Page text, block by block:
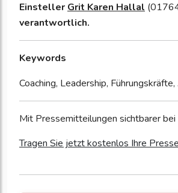
Einsteller Grit Karen Hallal
verantwortlich.
Keywords
Coaching, Leadership, Führungskräfte,
Mit Pressemitteilungen sichtbarer bei
Tragen Sie jetzt kostenlos Ihre